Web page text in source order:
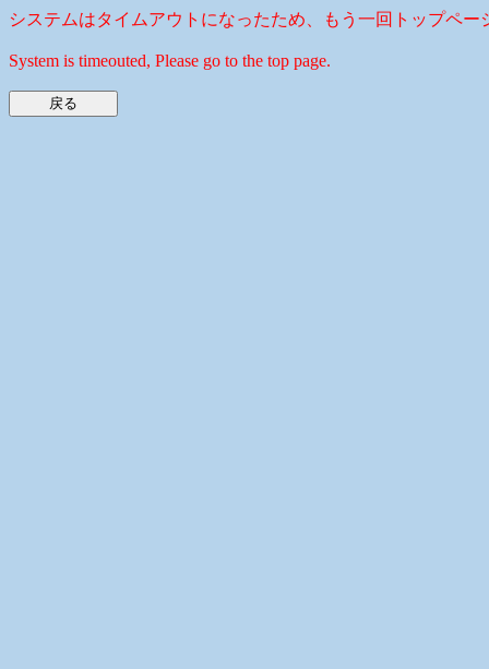
システムはタイムアウトになったため、もう一回トップペー
System is timeouted, Please go to the top page.